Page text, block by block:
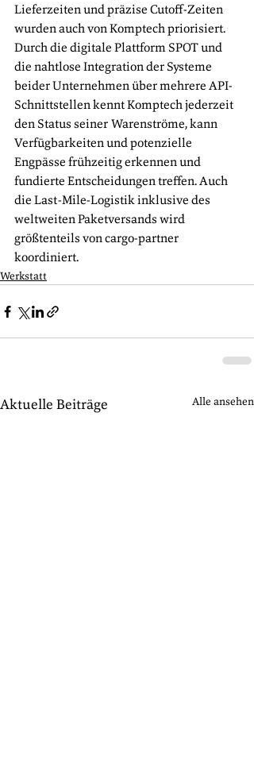
Lieferzeiten und präzise Cutoff-Zeiten
wurden auch von Komptech priorisiert.
Durch die digitale Plattform SPOT und
die nahtlose Integration der Systeme
beider Unternehmen über mehrere API-
Schnittstellen kennt Komptech jederzeit
den Status seiner Warenströme, kann
Verfügbarkeiten und potenzielle
Engpässe frühzeitig erkennen und
fundierte Entscheidungen treffen. Auch
die Last-Mile-Logistik inklusive des
weltweiten Paketversands wird
größtenteils von cargo-partner
koordiniert.
Werkstatt
Aktuelle Beiträge Alle ansehen